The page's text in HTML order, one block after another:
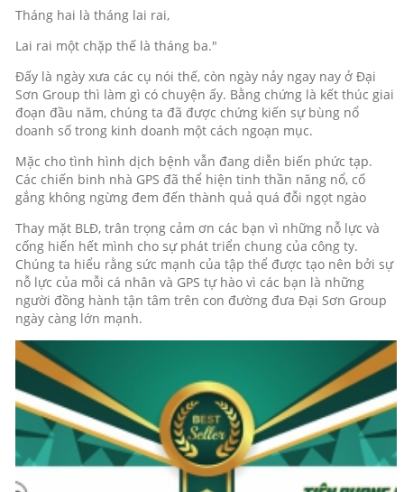
Tháng hai là tháng lai rai,
Lai rai một chặp thế là tháng ba."
Đấy là ngày xưa các cụ nói thế, còn ngày nảy ngay nay ở Đại
Sơn Group thì làm gì có chuyện ấy. Bằng chứng là kết thúc giai
đoạn đầu năm, chúng ta đã được chứng kiến sự bùng nổ
doanh số trong kinh doanh một cách ngoạn mục.
Mặc cho tình hình dịch bệnh vẫn đang diễn biến phức tạp.
Các chiến binh nhà GPS đã thể hiện tinh thần năng nổ, cố
gắng không ngừng đem đến thành quả quá đỗi ngọt ngào
Thay mặt BLĐ, trân trọng cảm ơn các bạn vì những nỗ lực và
cống hiến hết mình cho sự phát triển chung của công ty.
Chúng ta hiểu rằng sức mạnh của tập thể được tạo nên bởi sự
nỗ lực của mỗi cá nhân và GPS tự hào vì các bạn là những
người đồng hành tận tâm trên con đường đưa Đại Sơn Group
ngày càng lớn mạnh.